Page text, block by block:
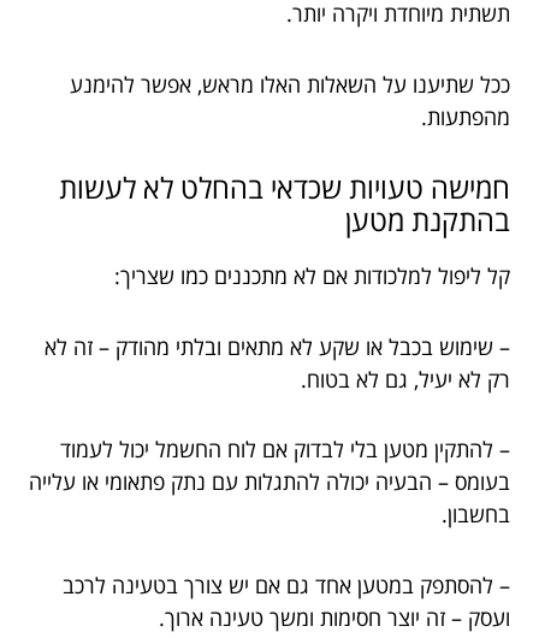
תשתית מיוחדת ויקרה יותר.
ככל שתיענו על השאלות האלו מראש, אפשר להימנע
מהפתעות.
חמישה טעויות שכדאי בהחלט לא לעשות
בהתקנת מטען
קל ליפול למלכודות אם לא מתכננים כמו שצריך:
– שימוש בכבל או שקע לא מתאים ובלתי מהודק – זה לא
רק לא יעיל, גם לא בטוח.
– להתקין מטען בלי לבדוק אם לוח החשמל יכול לעמוד
בעומס – הבעיה יכולה להתגלות עם נתק פתאומי או עלייה
בחשבון.
– להסתפק במטען אחד גם אם יש צורך בטעינה לרכב
ועסק – זה יוצר חסימות ומשך טעינה ארוך.